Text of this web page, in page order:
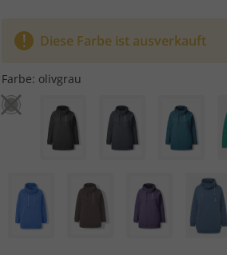
Diese Farbe ist ausverkauft
Farbe: olivgrau